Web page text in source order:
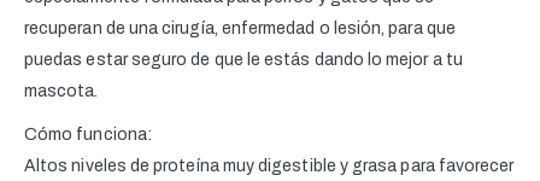
recuperan de una cirugía, enfermedad o lesión, para que
puedas estar seguro de que le estás dando lo mejor a tu
mascota.
Cómo funciona:
Altos niveles de proteína muy digestible y grasa para favorecer